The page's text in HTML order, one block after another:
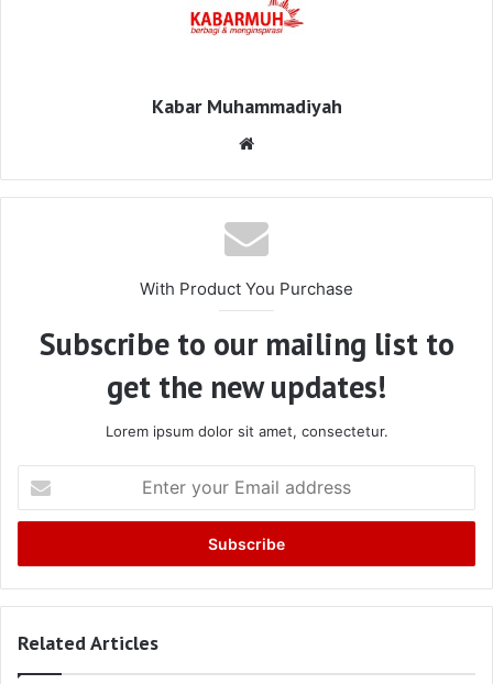
Kabar Muhammadiyah
With Product You Purchase
Subscribe to our mailing list to
get the new updates!
Lorem ipsum dolor sit amet, consectetur.
your
Email
Related Articles